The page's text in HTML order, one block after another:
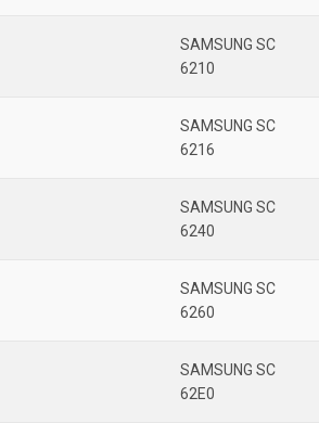
SAMSUNG SC
6210
SAMSUNG SC
6216
SAMSUNG SC
6240
SAMSUNG SC
6260
SAMSUNG SC
62E0